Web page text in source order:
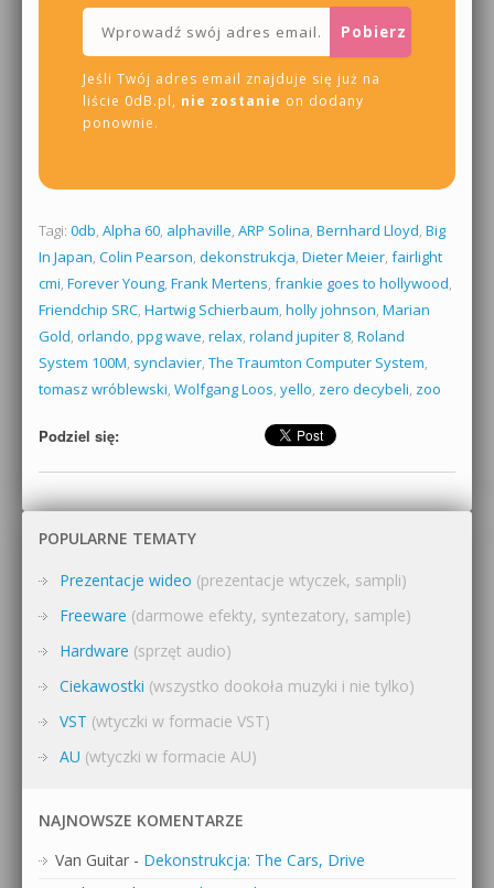
Jeśli Twój adres email znajduje się już na
liście 0dB.pl, nie zostanie on dodany
ponownie.
Tagi: 0db, Alpha 60, alphaville, ARP Solina, Bernhard Lloyd, Big
In Japan, Colin Pearson, dekonstrukcja, Dieter Meier, fairlight
cmi, Forever Young, Frank Mertens, frankie goes to hollywood,
Friendchip SRC, Hartwig Schierbaum, holly johnson, Marian
Gold, orlando, ppg wave, relax, roland jupiter 8, Roland
System 100M, synclavier, The Traumton Computer System,
tomasz wróblewski, Wolfgang Loos, yello, zero decybeli, zoo
Podziel się:
POPULARNE TEMATY
Prezentacje wideo (prezentacje wtyczek, sampli)
Freeware (darmowe efekty, syntezatory, sample)
Hardware (sprzęt audio)
Ciekawostki (wszystko dookoła muzyki i nie tylko)
VST (wtyczki w formacie VST)
AU (wtyczki w formacie AU)
NAJNOWSZE KOMENTARZE
Van Guitar - Dekonstrukcja: The Cars, Drive